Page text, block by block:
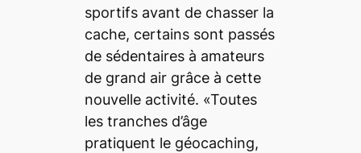
sportifs avant de chasser la
cache, certains sont passés
de sédentaires à amateurs
de grand air grâce à cette
nouvelle activité. «Toutes
les tranches d’âge
pratiquent le géocaching,